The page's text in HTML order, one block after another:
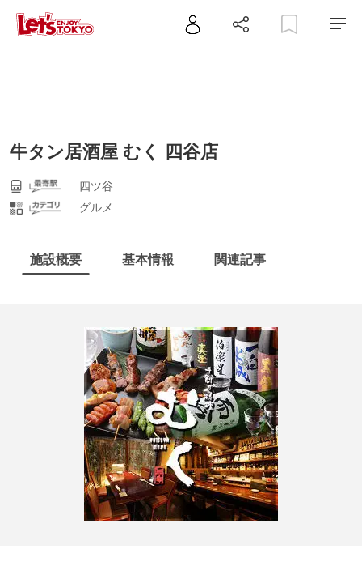
牛タン居酒屋 むく 四谷店
四ツ谷
グルメ
施設概要 基本情報 関連記事